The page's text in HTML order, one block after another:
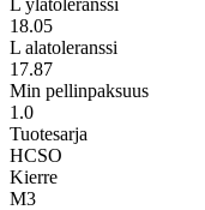
18.05
L alatoleranssi
17.87
Min pellinpaksuus
1.0
Tuotesarja
HCSO
Kierre
M3